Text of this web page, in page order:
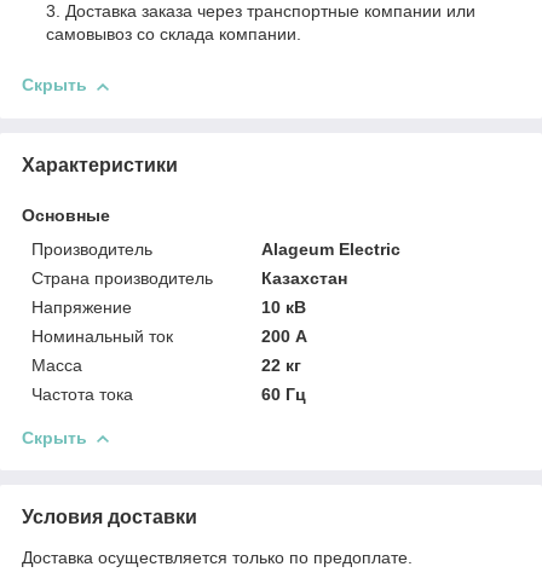
Доставка заказа через транспортные компании или
самовывоз со склада компании.
Скрыть
Характеристики
Основные
Производитель
Alageum Electric
Страна производитель
Казахстан
Напряжение
10 кВ
Номинальный ток
200 А
Масса
22 кг
Частота тока
60 Гц
Скрыть
Условия доставки
Доставка осуществляется только по предоплате.